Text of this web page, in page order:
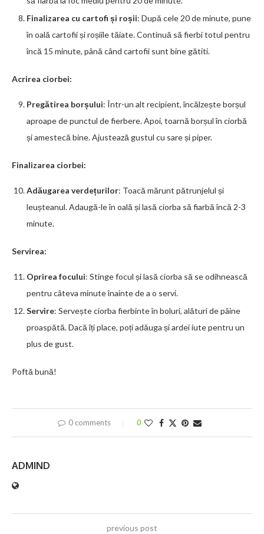
Finalizarea cu cartofi și roșii: După cele 20 de minute, pune
în oală cartofii și roșiile tăiate. Continuă să fierbi totul pentru
încă 15 minute, până când cartofii sunt bine gătiti.
Acrirea ciorbei:
Pregătirea borșului: Într-un alt recipient, încălzește borșul
aproape de punctul de fierbere. Apoi, toarnă borșul în ciorbă
și amestecă bine. Ajustează gustul cu sare și piper.
Finalizarea ciorbei:
Adăugarea verdețurilor: Toacă mărunt pătrunjelul și
leușteanul. Adaugă-le în oală și lasă ciorba să fiarbă încă 2-3
minute.
Servirea:
Oprirea focului: Stinge focul și lasă ciorba să se odihnească
pentru câteva minute înainte de a o servi.
Servire: Servește ciorba fierbinte în boluri, alături de pâine
proaspătă. Dacă îți place, poți adăuga și ardei iute pentru un
plus de gust.
Poftă bună!
0 comments 0
ADMIND
previous post